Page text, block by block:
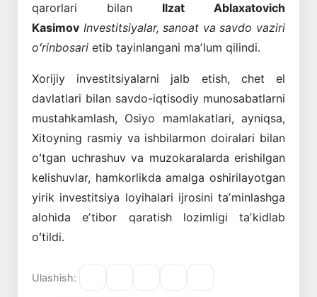
qarorlari bilan Ilzat Ablaxatovich
Kasimov Investitsiyalar, sanoat va savdo vaziri
oʻrinbosari etib tayinlangani maʼlum qilindi.
Xorijiy investitsiyalarni jalb etish, chet el
davlatlari bilan savdo-iqtisodiy munosabatlarni
mustahkamlash, Osiyo mamlakatlari, ayniqsa,
Xitoyning rasmiy va ishbilarmon doiralari bilan
oʻtgan uchrashuv va muzokaralarda erishilgan
kelishuvlar, hamkorlikda amalga oshirilayotgan
yirik investitsiya loyihalari ijrosini taʼminlashga
alohida eʼtibor qaratish lozimligi taʼkidlab
oʻtildi.
Ulashish: